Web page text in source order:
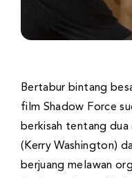
Bertabur bintang
film Shadow Force
berkisah tentang dua
(Kerry Washington)
berjuang melawan